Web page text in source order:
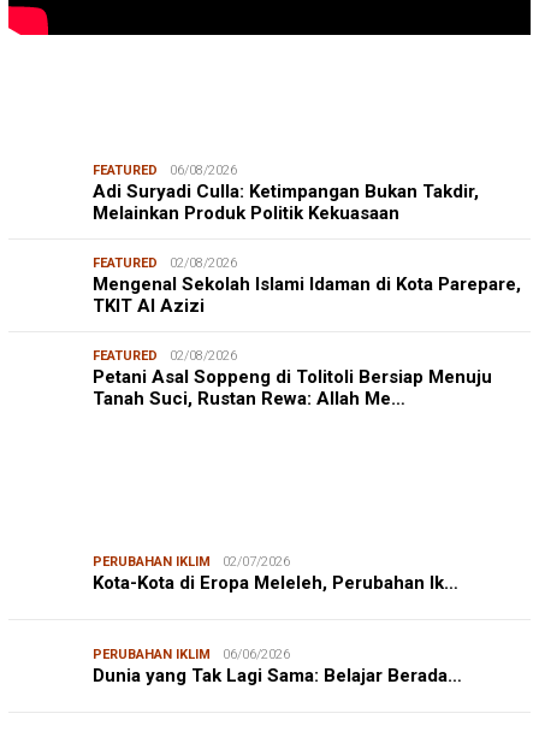
FEATURED 06/08/2026
Adi Suryadi Culla: Ketimpangan Bukan Takdir,
Melainkan Produk Politik Kekuasaan
FEATURED 02/08/2026
Mengenal Sekolah Islami Idaman di Kota Parepare,
TKIT Al Azizi
FEATURED 02/08/2026
Petani Asal Soppeng di Tolitoli Bersiap Menuju
Tanah Suci, Rustan Rewa: Allah Me…
PERUBAHAN IKLIM 02/07/2026
Kota-Kota di Eropa Meleleh, Perubahan Ik…
PERUBAHAN IKLIM 06/06/2026
Dunia yang Tak Lagi Sama: Belajar Berada…